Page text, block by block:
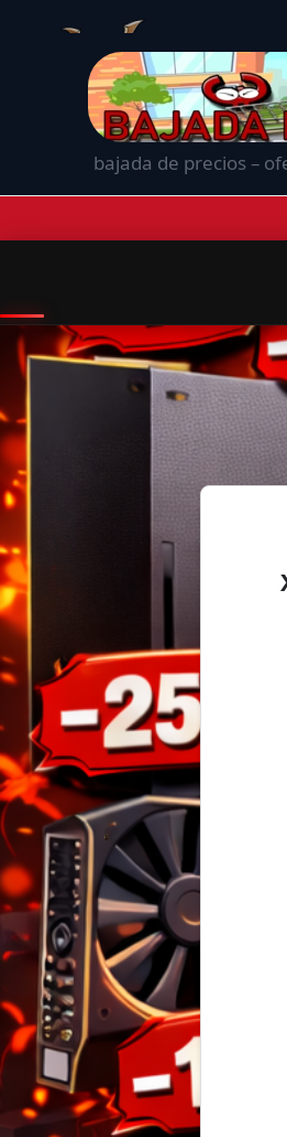
bajada de precios –